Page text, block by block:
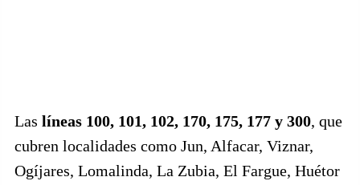
Las líneas 100, 101, 102, 170, 175, 177 y 300, que
cubren localidades como Jun, Alfacar, Viznar,
Ogíjares, Lomalinda, La Zubia, El Fargue, Huétor